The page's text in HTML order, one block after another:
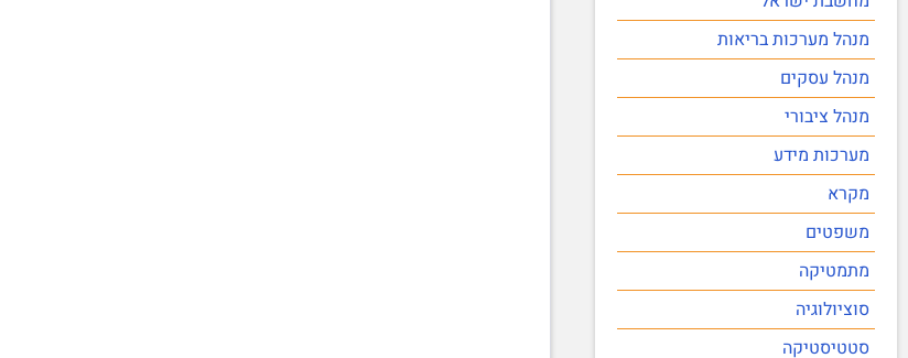
מנהל מערכות בריאות
מנהל עסקים
מנהל ציבורי
מערכות מידע
מקרא
משפטים
מתמטיקה
סוציולוגיה
סטטיסטיקה